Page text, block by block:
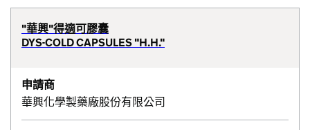
"華興"得適可膠囊
DYS-COLD CAPSULES "H.H."
申請商
華興化學製藥廠股份有限公司